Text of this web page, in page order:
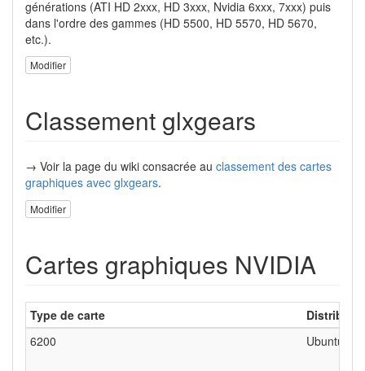
générations (ATI HD 2xxx, HD 3xxx, Nvidia 6xxx, 7xxx) puis
dans l'ordre des gammes (HD 5500, HD 5570, HD 5670,
etc.).
Modifier
Classement glxgears
→ Voir la page du wiki consacrée au classement des cartes
graphiques avec glxgears.
Modifier
Cartes graphiques NVIDIA
Type de carte
6200
Ubuntu 32